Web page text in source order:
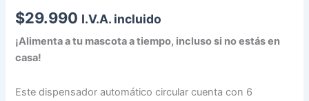
$29.990 I.V.A. incluido
¡Alimenta a tu mascota a tiempo, incluso si no estás en
casa!
Este dispensador automático circular cuenta con 6